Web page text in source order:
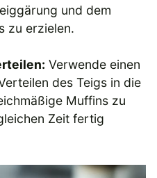
und dem
zu erzielen.
Verwende einen
des Teigs in die
Muffins zu
Zeit fertig